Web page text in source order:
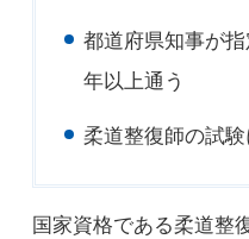
都道府県知事が
年以上通う
柔道整復師の試
国家資格である柔道整